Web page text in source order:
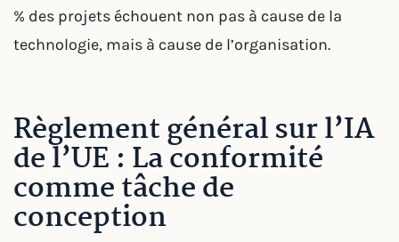
% des projets échouent non pas à cause de la
technologie, mais à cause de l’organisation.
Règlement général sur l’IA
de l’UE : La conformité
comme tâche de
conception